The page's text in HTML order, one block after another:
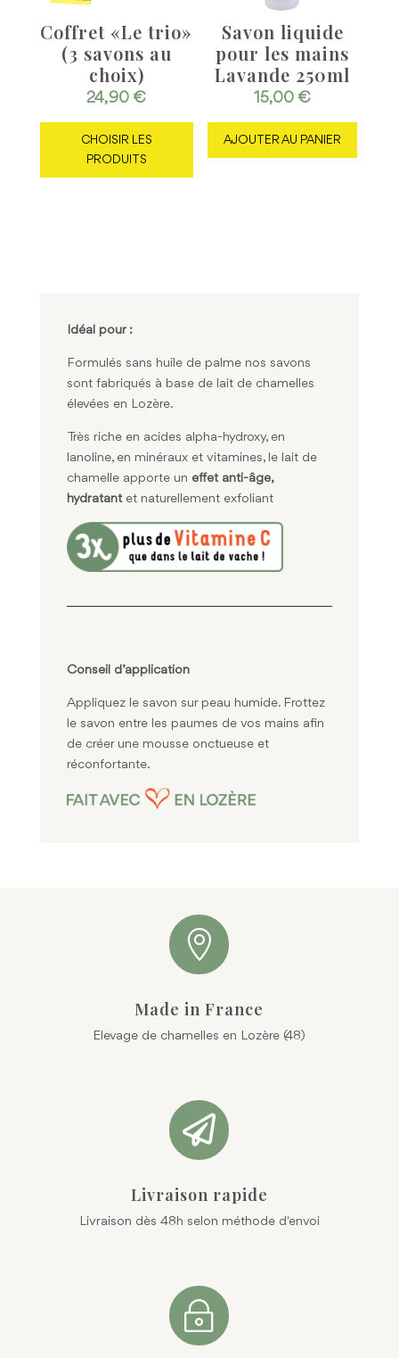
Coffret «Le trio»
(3 savons au
choix)
24,90 €
CHOISIR LES
PRODUITS
Savon liquide
pour les mains
Lavande 250ml
15,00 €
AJOUTER AU PANIER
Idéal pour :
Formulés sans huile de palme nos savons
sont fabriqués à base de lait de chamelles
élevées en Lozère.
Très riche en acides alpha-hydroxy, en
lanoline, en minéraux et vitamines, le lait de
chamelle apporte un effet anti-âge,
hydratantet naturellement exfoliant
Conseil d’application
Appliquez le savon sur peau humide. Frottez
le savon entre les paumes de vos mains afin
de créer une mousse onctueuse et
réconfortante.

Made in France
Elevage de chamelles en Lozère (48)

Livraison rapide
Livraison dès 48h selon méthode d'envoi
~